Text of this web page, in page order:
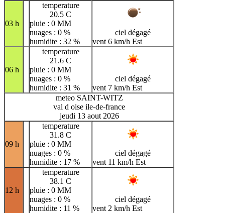
03 h
temperature
20.5 C
pluie : 0 MM
nuages : 0 %
humidite : 32 %
ciel dégagé
vent 6 km/h Est
06 h
temperature
21.6 C
pluie : 0 MM
nuages : 0 %
humidite : 31 %
ciel dégagé
vent 7 km/h Est
meteo SAINT-WITZ
val d oise ile-de-france
jeudi 13 aout 2026
09 h
temperature
31.8 C
pluie : 0 MM
nuages : 0 %
humidite : 17 %
ciel dégagé
vent 11 km/h Est
12 h
temperature
38.1 C
pluie : 0 MM
nuages : 0 %
humidite : 11 %
ciel dégagé
vent 2 km/h Est